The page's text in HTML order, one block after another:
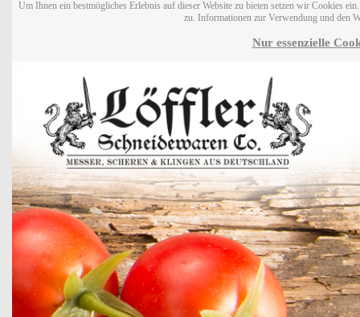
Um Ihnen ein bestmögliches Erlebnis auf dieser Website zu bieten setzen wir Cookies
zu. Informationen zur Verwendung und den
Nur essenzielle